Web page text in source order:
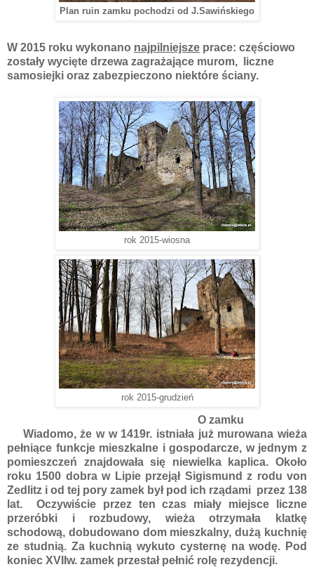
Plan ruin zamku pochodzi od J.Sawińskiego
W 2015 roku wykonano najpilniejsze prace: częściowo
zostały wycięte drzewa zagrażające murom, liczne
samosiejki oraz zabezpieczono niektóre ściany.
rok 2015-wiosna
rok 2015-grudzień
O zamku
Wiadomo, że w w 1419r. istniała już murowana wieża
pełniące funkcje mieszkalne i gospodarcze, w jednym z
pomieszczeń znajdowała się niewielka kaplica. Około
roku 1500 dobra w Lipie przejął Sigismund z rodu von
Zedlitz i od tej pory zamek był pod ich rządami przez 138
lat. Oczywiście przez ten czas miały miejsce liczne
przeróbki i rozbudowy, wieża otrzymała klatkę
schodową, dobudowano dom mieszkalny, dużą kuchnię
ze studnią. Za kuchnią wykuto cysternę na wodę. Pod
koniec XVIIw. zamek przestał pełnić rolę rezydencji.